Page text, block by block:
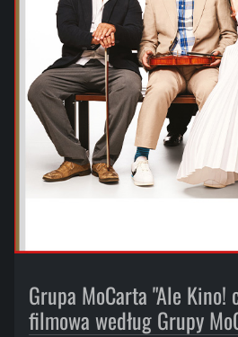
Grupa MoCarta "Ale Kino!
filmowa według Grupy